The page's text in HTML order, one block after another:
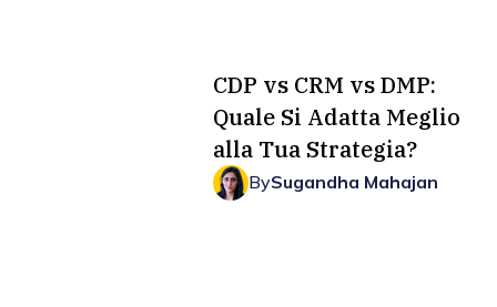
CDP vs CRM vs DMP:
Quale Si Adatta Meglio
alla Tua Strategia?
BySugandha Mahajan